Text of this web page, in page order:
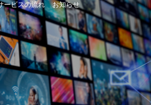
ービスの流れ お知らせ